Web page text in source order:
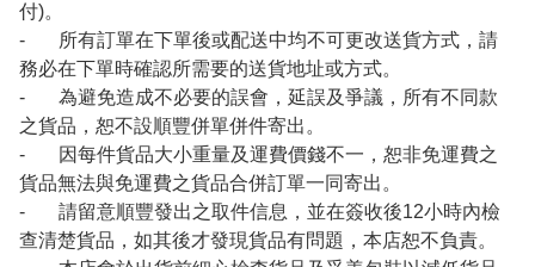
付)。
- 所有訂單在下單後或配送中均不可更改送貨方式，請
務必在下單時確認所需要的送貨地址或方式。
- 為避免造成不必要的誤會，延誤及爭議，所有不同款
之貨品，恕不設順豐併單併件寄出。
- 因每件貨品大小重量及運費價錢不一，恕非免運費之
貨品無法與免運費之貨品合併訂單一同寄出。
- 請留意順豐發出之取件信息，並在簽收後12小時內檢
查清楚貨品，如其後才發現貨品有問題，本店恕不負責。